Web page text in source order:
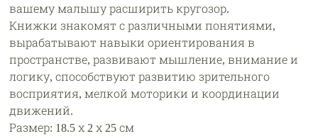
вашему малышу расширить кругозор.
Книжки знакомят с различными понятиями,
вырабатывают навыки ориентирования в
пространстве, развивают мышление, внимание и
логику, способствуют развитию зрительного
восприятия, мелкой моторики и координации
движений.
Размер: 18.5 х 2 х 25 см